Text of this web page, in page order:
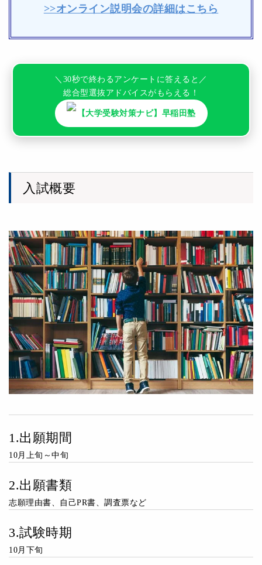
>>オンライン説明会の詳細はこちら
＼30秒で終わるアンケートに答えると／
総合型選抜アドバイスがもらえる！
【大学受験対策ナビ】早稲田塾
入試概要
1.出願期間
10月上旬～中旬
2.出願書類
志願理由書、自己PR書、調査票など
3.試験時期
10月下旬